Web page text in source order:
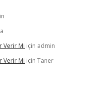
Verir Mi için admin
Verir Mi için Taner